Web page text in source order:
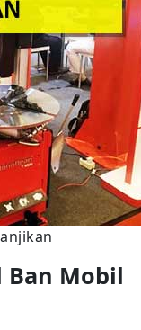
Ban Mobil